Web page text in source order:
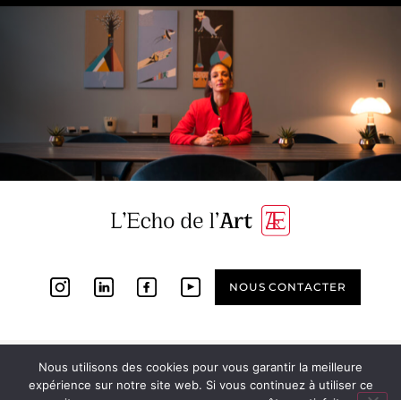
NOUS CONTACTER
Copyright © 2023 L’ECHO DE L’ART
Nous utilisons des cookies pour vous garantir la meilleure
expérience sur notre site web. Si vous continuez à utiliser ce